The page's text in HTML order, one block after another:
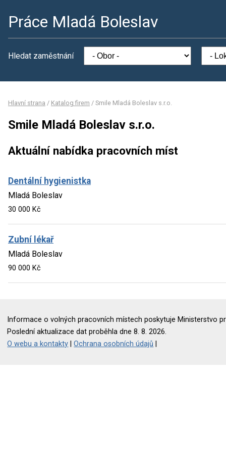
Práce Mladá Boleslav
Hledat zaměstnání
Hlavní strana / Katalog firem / Smile Mladá Boleslav s.r.o.
Smile Mladá Boleslav s.r.o.
Aktuální nabídka pracovních míst
Dentální hygienistka
Mladá Boleslav
30 000 Kč
Zubní lékař
Mladá Boleslav
90 000 Kč
Informace o volných pracovních místech poskytuje Ministerstvo
Poslední aktualizace dat proběhla dne 8. 8. 2026.
O webu a kontakty |Ochrana osobních údajů